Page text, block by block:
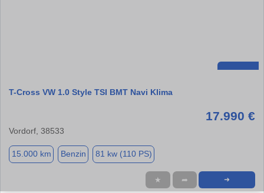
T-Cross VW 1.0 Style TSI BMT Navi Klima
17.990 €
Vordorf, 38533
15.000 km Benzin 81 kw (110 PS)
★ ➦ ➜